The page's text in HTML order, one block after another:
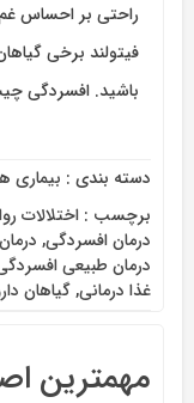
راحتی بر احساس غم
فیتولند برخی
باشید. افسردگی
دسته بندی : بیماری
برچسب : اختلالات
درمان افسردگی,
درمان طبیعی
غذا درمانی,گیاهان
مهمترین